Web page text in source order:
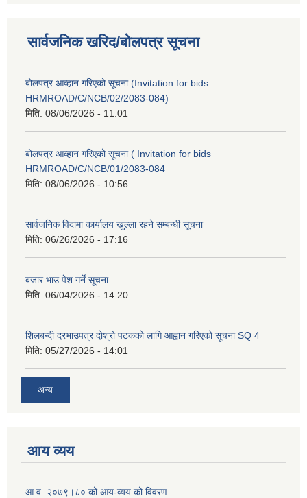
सार्वजनिक खरिद/बोलपत्र सूचना
बोलपत्र आव्हान गरिएको सूचना (Invitation for bids
HRMROAD/C/NCB/02/2083-084)
मिति: 08/06/2026 - 11:01
बोलपत्र आव्हान गरिएको सूचना ( Invitation for bids
HRMROAD/C/NCB/01/2083-084
मिति: 08/06/2026 - 10:56
सार्वजनिक विदामा कार्यालय खुल्ला रहने सम्बन्धी सूचना
मिति: 06/26/2026 - 17:16
बजार भाउ पेश गर्ने सूचना
मिति: 06/04/2026 - 14:20
शिलबन्दी दरभाउपत्र दोश्रो पटकको लागि आह्वान गरिएको सूचना SQ 4
मिति: 05/27/2026 - 14:01
अन्य
आय व्यय
आ.व. २०७९।८० को आय-व्यय को विवरण